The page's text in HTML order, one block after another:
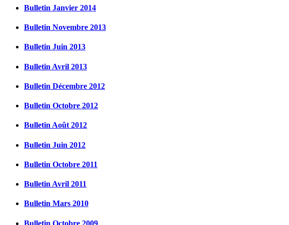
Bulletin Janvier 2014
Bulletin Novembre 2013
Bulletin Juin 2013
Bulletin Avril 2013
Bulletin Décembre 2012
Bulletin Octobre 2012
Bulletin Août 2012
Bulletin Juin 2012
Bulletin Octobre 2011
Bulletin Avril 2011
Bulletin Mars 2010
Bulletin Octobre 2009